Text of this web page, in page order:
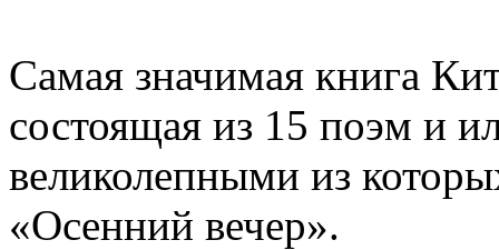
Самая значимая книга
состоящая из 15 поэм и
великолепными из
«Осенний вечер».